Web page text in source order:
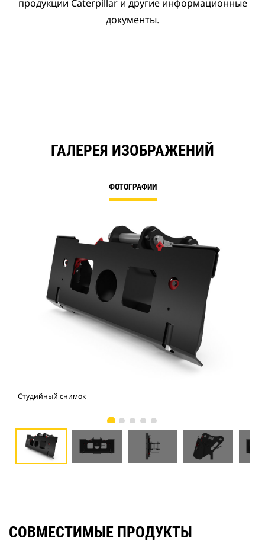
продукции Caterpillar и другие информационные
документы.
ГАЛЕРЕЯ ИЗОБРАЖЕНИЙ
ФОТОГРАФИИ
Студийный снимок
СОВМЕСТИМЫЕ ПРОДУКТЫ